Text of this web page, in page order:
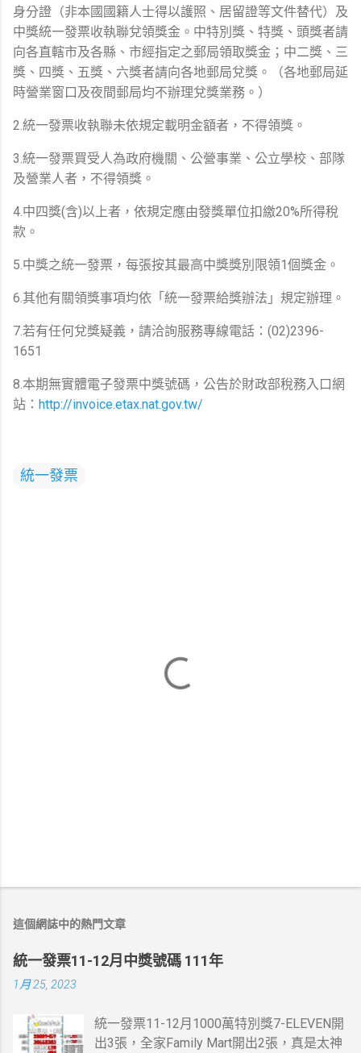
身分證（非本國國籍人士得以護照、居留證等文件替代）及
中獎統一發票收執聯兌領獎金。中特別獎、特獎、頭獎者請
向各直轄市及各縣、市經指定之郵局領取獎金；中二獎、三
獎、四獎、五獎、六獎者請向各地郵局兌獎。（各地郵局延
時營業窗口及夜間郵局均不辦理兌獎業務。）
2.統一發票收執聯未依規定載明金額者，不得領獎。
3.統一發票買受人為政府機關、公營事業、公立學校、部隊
及營業人者，不得領獎。
4.中四獎(含)以上者，依規定應由發獎單位扣繳20%所得稅
款。
5.中獎之統一發票，每張按其最高中獎獎別限領1個獎金。
6.其他有關領獎事項均依「統一發票給獎辦法」規定辦理。
7.若有任何兌獎疑義，請洽詢服務專線電話：(02)2396-
1651
8.本期無實體電子發票中獎號碼，公告於財政部稅務入口網
站： http://invoice.etax.nat.gov.tw/
統一發票
這個網誌中的熱門文章
統一發票11-12月中獎號碼 111年
1月 25, 2023
統一發票11-12月1000萬特別獎7-ELEVEN開
出3張，全家Family Mart開出2張，真是太神